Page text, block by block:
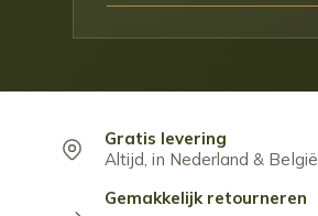
Gratis levering
Altijd, in Nederland & België
Gemakkelijk retourneren